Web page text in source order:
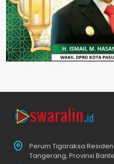
Perum Tigaraksa
Tangerang, Provinsi